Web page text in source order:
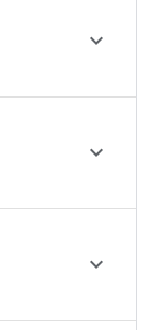


